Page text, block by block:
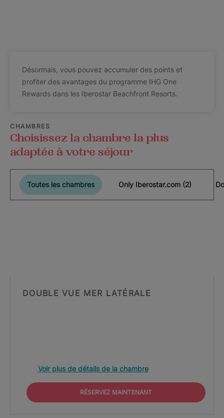
Désormais, vous pouvez accumuler des points et
profiter des avantages du programme IHG One
Rewards dans les Iberostar Beachfront Resorts.
CHAMBRES
Choisissez la chambre la plus
adaptée à votre séjour
Toutes les chambres Only Iberostar.com (2)
DOUBLE VUE MER LATÉRALE
Voir plus de détails de la chambre
RÉSERVEZ MAINTENANT